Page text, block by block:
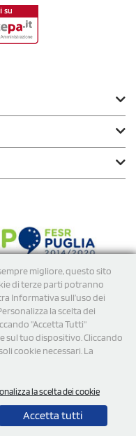
migliore, questo sito
di terze parti potranno
Informativa sull’uso dei
la scelta dei
"Accetta Tutti"
sul tuo dispositivo. Cliccando
cookie necessari. La
la scelta dei cookie
Accetta tutti
SONO RISERVATI -